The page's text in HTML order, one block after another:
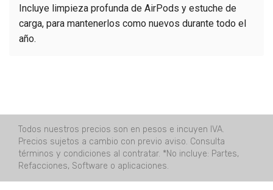
Incluye limpieza profunda de AirPods y estuche de
carga, para mantenerlos como nuevos durante todo el
año.
Todos nuestros precios son en pesos e incuyen IVA.
Precios sujetos a cambio con previo aviso. Consulta
términos y condiciones al contratar. *No incluye: Partes,
Refacciones, Software o aplicaciones.